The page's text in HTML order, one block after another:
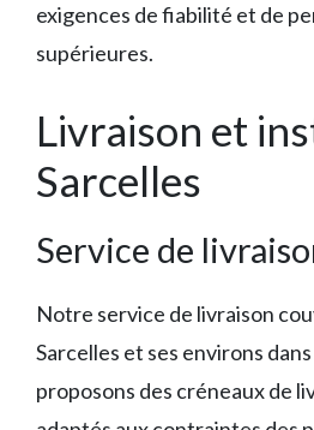
exigences de fiabilité et de
supérieures.
Livraison et
Sarcelles
Service de
Notre service de livraison
Sarcelles et ses environs
proposons des créneaux de